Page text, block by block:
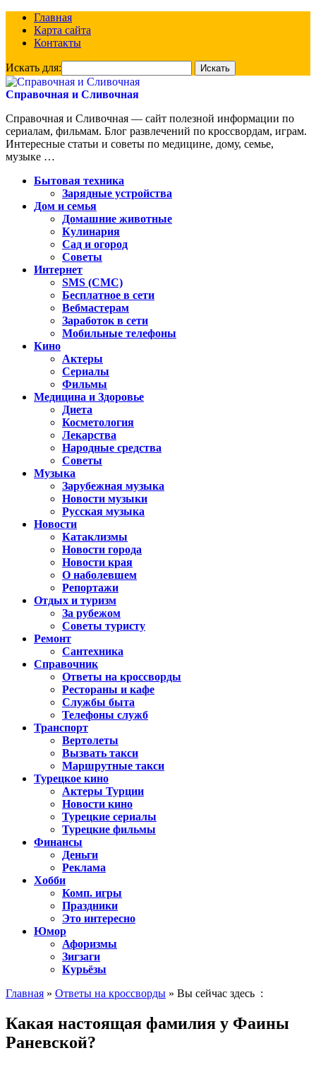
Главная
Карта сайта
Контакты
Искать для:
Справочная и Сливочная
Справочная и Сливочная — сайт полезной информации по
сериалам, фильмам. Блог развлечений по кроссвордам, играм.
Интересные статьи и советы по медицине, дому, семье,
музыке …
Бытовая техника
Зарядные устройства
Дом и семья
Домашние животные
Кулинария
Сад и огород
Советы
Интернет
SMS (СМС)
Бесплатное в сети
Вебмастерам
Заработок в сети
Мобильные телефоны
Кино
Актеры
Сериалы
Фильмы
Медицина и Здоровье
Диета
Косметология
Лекарства
Народные средства
Советы
Музыка
Зарубежная музыка
Новости музыки
Русская музыка
Новости
Катаклизмы
Новости города
Новости края
О наболевшем
Репортажи
Отдых и туризм
За рубежом
Советы туристу
Ремонт
Сантехника
Справочник
Ответы на кроссворды
Рестораны и кафе
Службы быта
Телефоны служб
Транспорт
Вертолеты
Вызвать такси
Маршрутные такси
Турецкое кино
Актеры Турции
Новости кино
Турецкие сериалы
Турецкие фильмы
Финансы
Деньги
Реклама
Хобби
Комп. игры
Праздники
Это интересно
Юмор
Афоризмы
Зигзаги
Курьёзы
Главная » Ответы на кроссворды » Вы сейчас здесь :
Какая настоящая фамилия у Фаины
Раневской?